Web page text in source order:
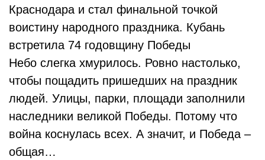
Краснодара и стал финальной точкой
воистину народного праздника. Кубань
встретила 74 годовщину Победы
Небо слегка хмурилось. Ровно настолько,
чтобы пощадить пришедших на праздник
людей. Улицы, парки, площади заполнили
наследники великой Победы. Потому что
война коснулась всех. А значит, и Победа –
общая…